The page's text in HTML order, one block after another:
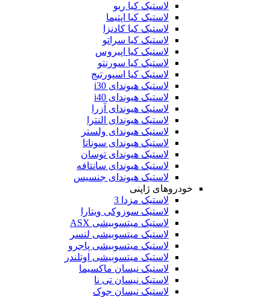
لاستیک کیا ریو
لاستیک کیا اپتیما
لاستیک کیا کادنزا
لاستیک کیا سراتو
لاستیک کیا اپیروس
لاستیک کیا سورنتو
لاستیک کیا اسپورتیج
لاستیک هیوندای i30
لاستیک هیوندای i40
لاستیک هیوندای آزرا
لاستیک هیوندای النترا
لاستیک هیوندای ولستر
لاستیک هیوندای سوناتا
لاستیک هیوندای توسان
لاستیک هیوندای سانتافه
لاستیک هیوندای جنسیس
خودروهای ژاپنی
لاستیک مزدا 3
لاستیک سوزوکی ویتارا
لاستیک میتسوبیشی ASX
لاستیک میتسوبیشی لنسر
لاستیک میتسوبیشی پاجرو
لاستیک میتسوبیشی اوتلندر
لاستیک نیسان ماکسیما
لاستیک نیسان تی نا
لاستیک نیسان جوک